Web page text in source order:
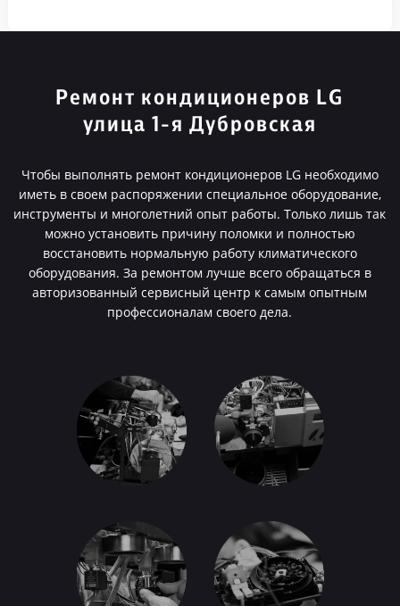
Ремонт кондиционеров LG
улица 1-я Дубровская
Чтобы выполнять ремонт кондиционеров LG необходимо
иметь в своем распоряжении специальное оборудование,
инструменты и многолетний опыт работы. Только лишь так
можно установить причину поломки и полностью
восстановить нормальную работу климатического
оборудования. За ремонтом лучше всего обращаться в
авторизованный сервисный центр к самым опытным
профессионалам своего дела.